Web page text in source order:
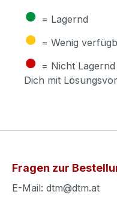
● = Lagernd
● = Wenig
● = Nicht
Dich mit
Fragen zur
E-Mail: dtm@dtm.at